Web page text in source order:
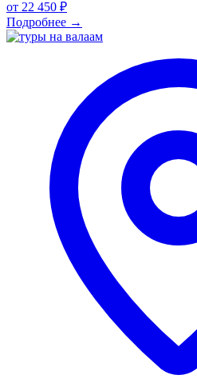
от 22 450 ₽
Подробнее →